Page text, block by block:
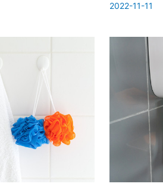
2022-11-11